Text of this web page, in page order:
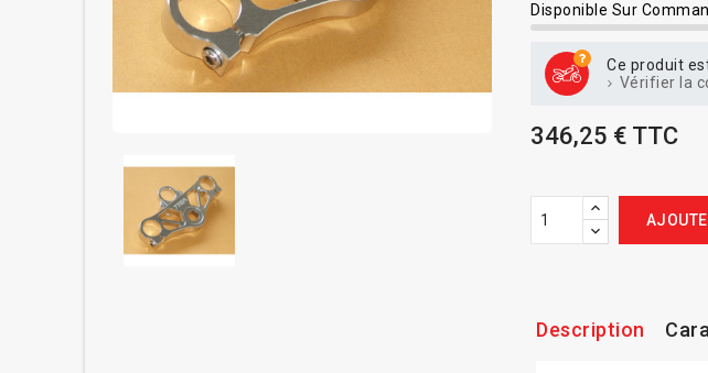
Disponible Sur
Ce produit
Vérifier la
346,25 € TTC
Description